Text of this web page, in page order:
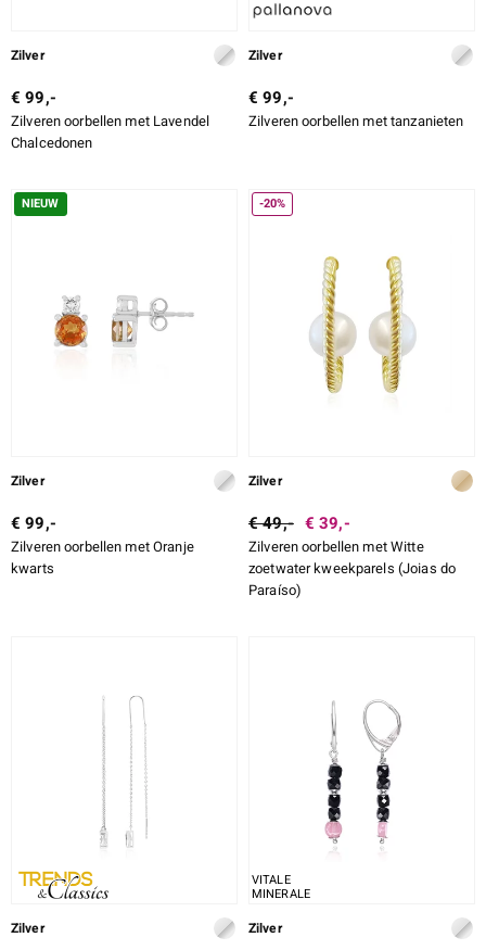
Zilver
€ 99,-
Zilveren oorbellen met Lavendel
Chalcedonen
Zilver
€ 99,-
Zilveren oorbellen met tanzanieten
NIEUW
Zilver
€ 99,-
Zilveren oorbellen met Oranje
kwarts
-20%
Zilver
€ 49,- € 39,-
Zilveren oorbellen met Witte
zoetwater kweekparels (Joias do
Paraíso)
Zilver
VITALE
MINERALE
Zilver